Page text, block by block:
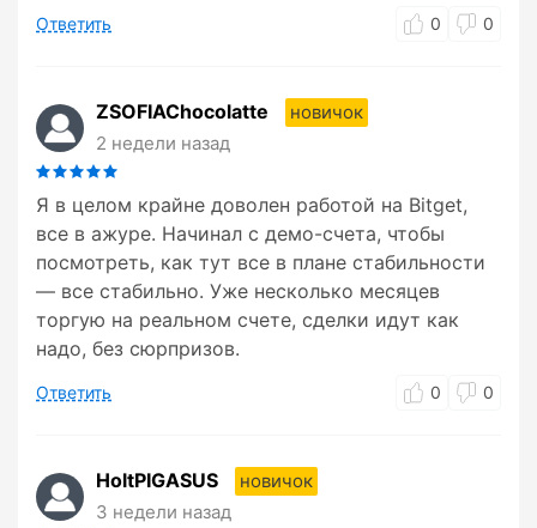
Ответить 0 0
ZSOFIAChocolatte
новичок
2 недели назад
Я в целом крайне доволен работой на Bitget,
все в ажуре. Начинал с демо-счета, чтобы
посмотреть, как тут все в плане стабильности
— все стабильно. Уже несколько месяцев
торгую на реальном счете, сделки идут как
надо, без сюрпризов.
Ответить 0 0
HoltPIGASUS
новичок
3 недели назад